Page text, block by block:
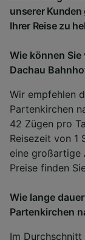
unserer Kunden
Ihrer Reise zu
Wie können
Dachau
Wir empfehlen
Partenkirchen
42 Zügen pro
Reisezeit von 1
eine großartige
Preise finden
Wie lange
Partenkirchen
Im